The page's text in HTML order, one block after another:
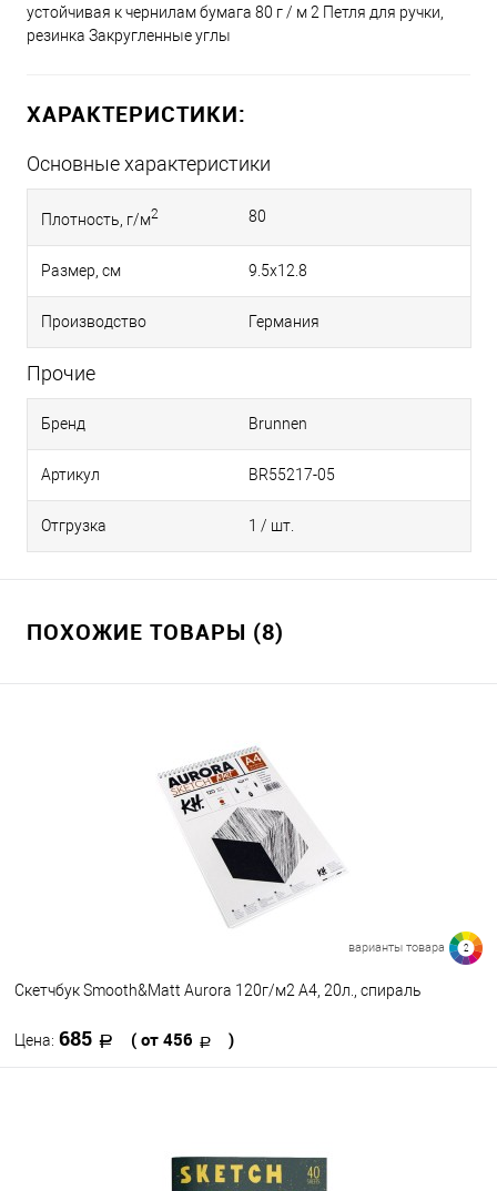
устойчивая к чернилам бумага 80 г / м 2 Петля для ручки,
резинка Закругленные углы
ХАРАКТЕРИСТИКИ:
Основные характеристики
Плотность, г/м2 80
Размер, см 9.5х12.8
Производство Германия
Прочие
Бренд Brunnen
Артикул BR55217-05
Отгрузка 1 / шт.
ПОХОЖИЕ ТОВАРЫ (8)
варианты товара 2
Скетчбук Smooth&Matt Aurora 120г/м2 А4, 20л., спираль
Цена: 685 ( от 456 )
В наличии